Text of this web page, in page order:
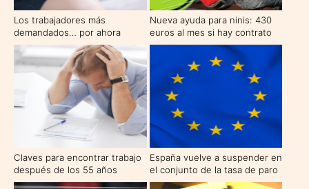
Los trabajadores más
demandados… por ahora
Nueva ayuda para ninis: 430
euros al mes si hay contrato
de formación
Claves para encontrar trabajo
después de los 55 años
España vuelve a suspender en
el conjunto de la tasa de paro
europea